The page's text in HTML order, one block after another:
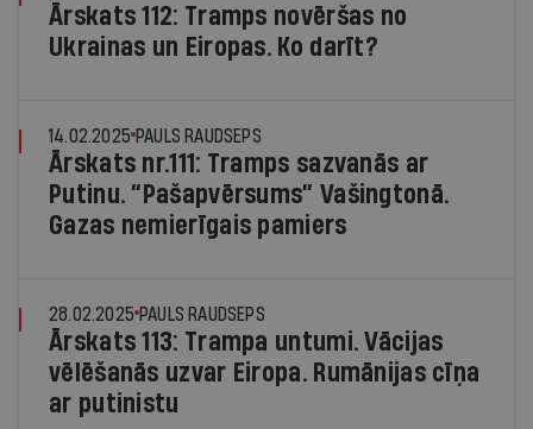
Ārskats 112: Tramps novēršas no
Ukrainas un Eiropas. Ko darīt?
14.02.2025 PAULS RAUDSEPS
Ārskats nr.111: Tramps sazvanās ar
Putinu. “Pašapvērsums” Vašingtonā.
Gazas nemierīgais pamiers
28.02.2025 PAULS RAUDSEPS
Ārskats 113: Trampa untumi. Vācijas
vēlēšanās uzvar Eiropa. Rumānijas cīņa
ar putinistu